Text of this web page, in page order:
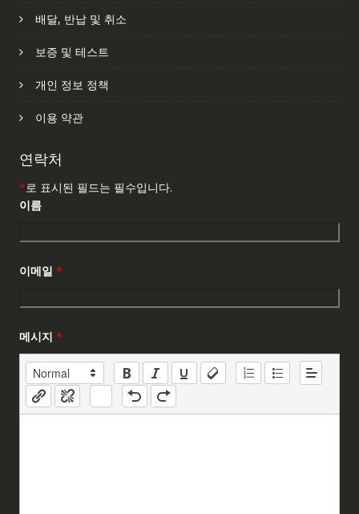
배달, 반납 및 취소
보증 및 테스트
개인 정보 정책
이용 약관
연락처
*로 표시된 필드는 필수입니다.
이름
이메일 *
메시지 *